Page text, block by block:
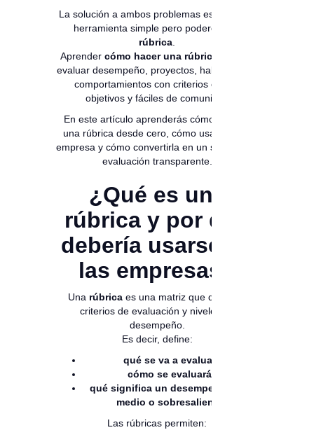
La solución a ambos problemas está en una
herramienta simple pero poderosa:
rúbrica
Aprender cómo hacer una rúbrica
evaluar desempeño, proyectos, habilidades y
comportamientos con criterios claros,
objetivos y fáciles de comunicar.
En este artículo aprenderás cómo realizar
una rúbrica desde cero, cómo usarla en tu
empresa y cómo convertirla en un sistema de
evaluación transparente.
¿Qué es una
rúbrica y por qué
debería usarse en
las empresas?
Una rúbrica es una matriz que describe
criterios de evaluación y niveles de
desempeño.
Es decir, define:
qué se va a evaluar
cómo se evaluará
qué significa un desempeño bajo,
medio o sobresaliente
Las rúbricas permiten: